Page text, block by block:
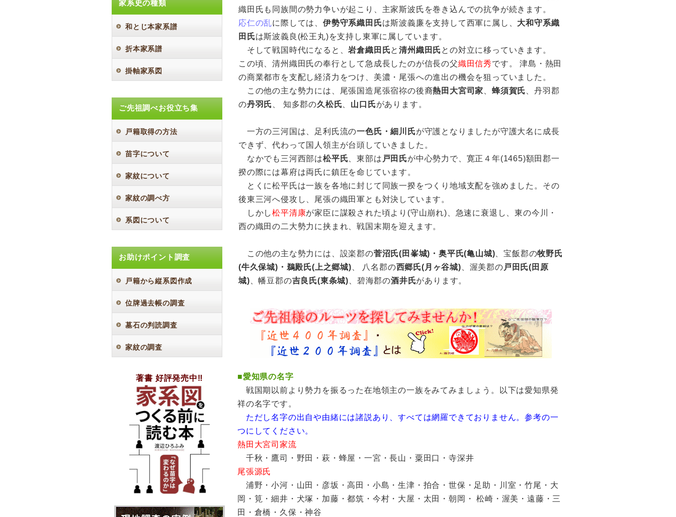
織田氏も同族間の勢力争いが起こり、主家斯波氏を巻き込んでの抗争が続きます。
応仁の乱に際しては、伊勢守系織田氏は斯波義廉を支持して西軍に属し、 大和守系織
田氏は斯波義良(松王丸)を支持し東軍に属しています。
そして戦国時代になると、岩倉織田氏と清州織田氏 との対立に移っていきます。
この頃、清州織田氏の奉行として急成長したのが信長の父織田信秀です。 津島・熱田
の商業都市を支配し経済力をつけ、美濃・尾張への進出の機会を狙っていました。
この他の主な勢力には、尾張国造尾張宿祢の後裔熱田大宮司家 、蜂須賀氏
、丹羽郡
の丹羽氏 、 知多郡の久松氏 山口氏があります。
一方の三河国は、足利氏流の一色氏・細川氏が守護となりましたが守護大名に成長
できず、代わって国人領主が台頭していきました。
なかでも三河西部は松平氏 、東部は 戸田氏が中心勢力で、寛正４年(1465)額田郡一
揆の際には幕府は両氏に鎮圧を命じています。
とくに松平氏は一族を各地に封じて同族一揆をつくり地域支配を強めました。その
後東三河へ侵攻し、尾張の織田軍とも対決しています。
しかし松平清康が家臣に謀殺された頃より(守山崩れ)、急速に衰退し、東の今川・
西の織田の二大勢力に挟まれ、戦国末期を迎えます。
この他の主な勢力には、設楽郡の菅沼氏(田峯城)・奥平氏(亀山城) 、宝飯郡の牧野氏
(牛久保城)・鵜殿氏(上之郷城) 、 八名郡の西郷氏(月ヶ谷城) 、渥美郡の 戸田氏(田原
城) 、幡豆郡の吉良氏(東条城) 、碧海郡の酒井氏があります。
■愛知県の名字
戦国期以前より勢力を振るった在地領主の一族をみてみましょう。以下は愛知県発
祥の名字です。
ただし名字の出自や由緒には諸説あり、すべては網羅できておりません。参考の一
つにしてください。
熱田大宮司家流
千秋・鷹司・野田・萩・蜂屋・一宮・長山・粟田口・寺深井
尾張源氏
浦野・小河・山田・彦坂・高田・小島・生津・拍合・世保・足助・川室・竹尾・大
岡・筧・細井・犬塚・加藤・都筑・今村・大屋・太田・朝岡・ 松崎・渥美・遠藤・三
田・倉橋・久保・神谷
家系史の種類
和とじ本家系譜
折本家系譜
掛軸家系図
ご先祖調べお役立ち集
戸籍取得の方法
苗字について
家紋について
家紋の調べ方
系図について
お助けポイント調査
戸籍から縦系図作成
位牌過去帳の調査
墓石の判読調査
家紋の調査
著書 好評発売中‼